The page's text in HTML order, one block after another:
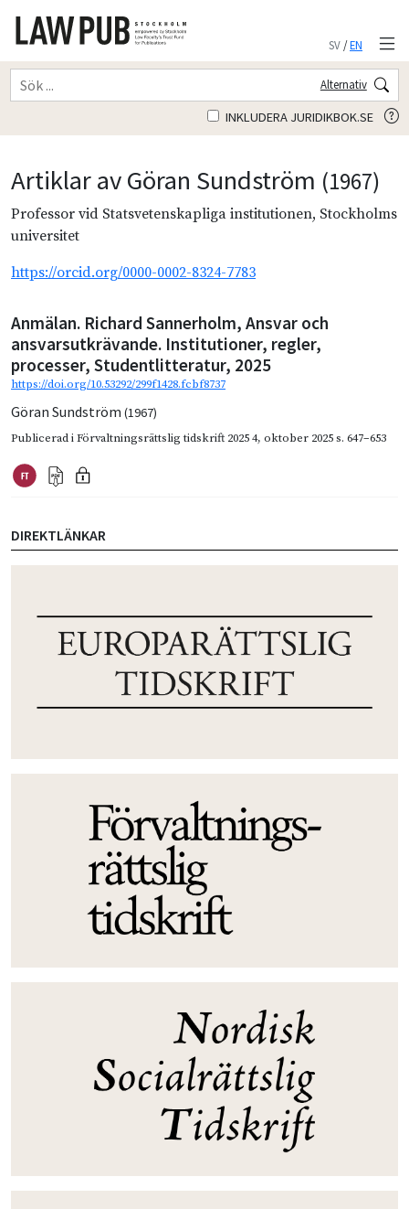
SV/EN
Alternativ
INKLUDERA JURIDIKBOK.SE
Artiklar av Göran Sundström (1967)
Professor vid Statsvetenskapliga institutionen, Stockholms
universitet
https://orcid.org/0000-0002-8324-7783
Anmälan. Richard Sannerholm, Ansvar och
ansvarsutkrävande. Institutioner, regler,
processer, Studentlitteratur, 2025
https://doi.org/10.53292/299f1428.fcbf8737
Göran Sundström (1967)
Publicerad iFörvaltningsrättslig tidskrift 2025 4, oktober 2025s. 647–653
DIREKTLÄNKAR